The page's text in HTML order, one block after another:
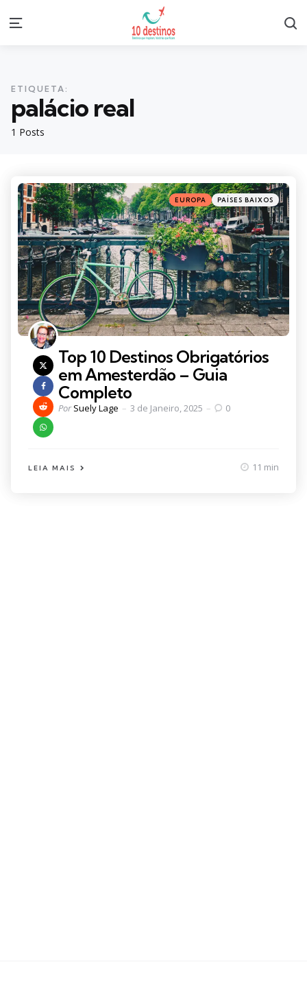
Menu
1 Posts
ETIQUETA:
palácio real
Categories
Posted
in
EUROPA PAÍSES BAIXOS
Top 10 Destinos Obrigatórios
em Amesterdão – Guia
Completo
Posted
Por Suely Lage 3 de Janeiro, 2025 0
LEIA MAIS 11 min